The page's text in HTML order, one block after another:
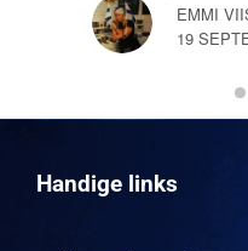
EMMI
19
Handige links